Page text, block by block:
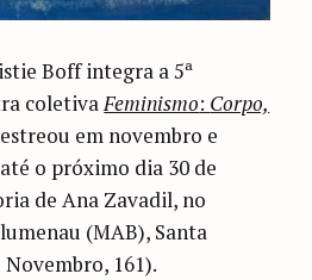
Boff integra a 5ª
coletivaFeminismo: Corpo,
em novembro e
o próximo dia 30 de
de Ana Zavadil, no
(MAB), Santa
161).